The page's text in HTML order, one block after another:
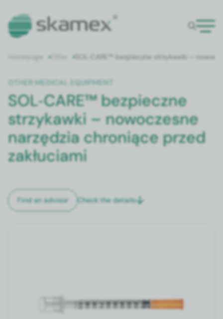
Offer SOL‑CARE™ bez­pieczne strzykaw­ki –
OTH­ER MED­ICAL EQUIP­MENT
SOL‑CARE™ bezpieczne
strzykawki – nowoczesne
narzędzia chroniące przed
zakłuciami
Find an advi­sor Check the details